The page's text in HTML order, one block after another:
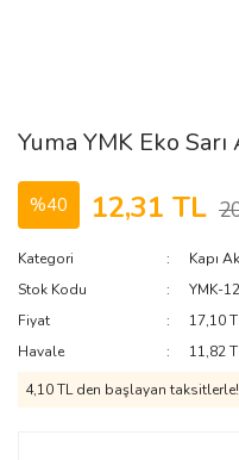
Yuma YMK Eko
%40 12,31 TL
Kategori Kapı
Stok Kodu
YMK-
Fiyat
17,10
Havale
11,82
4,10 TL den başlayan taksitlerle!